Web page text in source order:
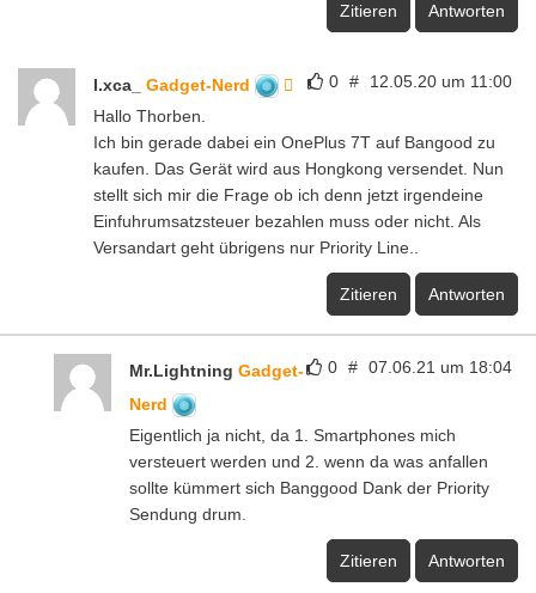
Zitieren Antworten
0 # 12.05.20 um 11:00
l.xca_ Gadget-Nerd
Hallo Thorben.
Ich bin gerade dabei ein OnePlus 7T auf Bangood zu
kaufen. Das Gerät wird aus Hongkong versendet. Nun
stellt sich mir die Frage ob ich denn jetzt irgendeine
Einfuhrumsatzsteuer bezahlen muss oder nicht. Als
Versandart geht übrigens nur Priority Line..
Zitieren Antworten
0 # 07.06.21 um 18:04
Mr.Lightning Gadget-
Nerd
Eigentlich ja nicht, da 1. Smartphones mich
versteuert werden und 2. wenn da was anfallen
sollte kümmert sich Banggood Dank der Priority
Sendung drum.
Zitieren Antworten